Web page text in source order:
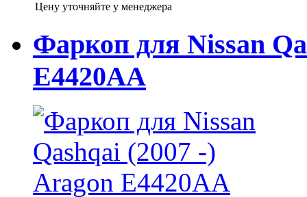
Цену уточняйте у менеджера
Фаркоп для Nissan
E4420AA